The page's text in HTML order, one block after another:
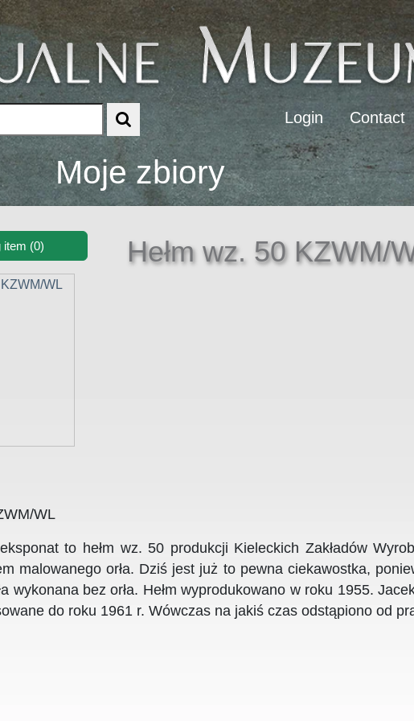
Login Contact
Moje zbiory
item (0) Hełm wz. 50 KZWM/
WL
to hełm wz. 50 produkcji Kieleckich Zakładów
malowanego orła. Dziś jest już to pewna ciekawostka,
wykonana bez orła. Hełm wyprodukowano w roku 1955.
do roku 1961 r. Wówczas na jakiś czas odstąpiono od